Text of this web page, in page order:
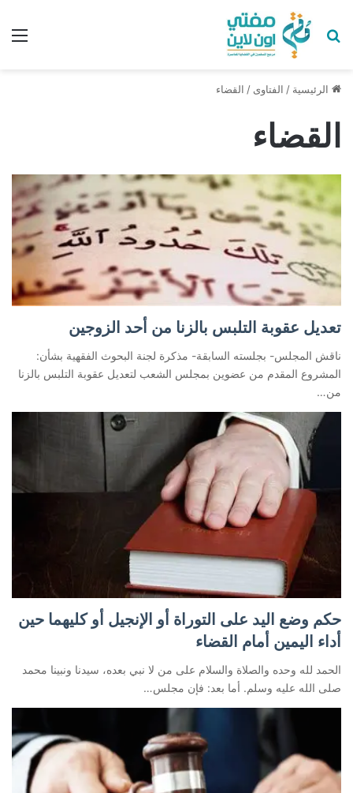
بحث عن
الرئيسية / الفتاوى / القضاء
القضاء
تعديل عقوبة التلبس بالزنا من أحد الزوجين
ناقش المجلس- بجلسته السابقة- مذكرة لجنة البحوث الفقهية بشأن:
المشروع المقدم من عضوين بمجلس الشعب لتعديل عقوبة التلبس بالزنا
من…
حكم وضع اليد على التوراة أو الإنجيل أو كليهما حين
أداء اليمين أمام القضاء
الحمد لله وحده والصلاة والسلام على من لا نبي بعده، سيدنا ونبينا محمد
صلى الله عليه وسلم. أما بعد: فإن مجلس…